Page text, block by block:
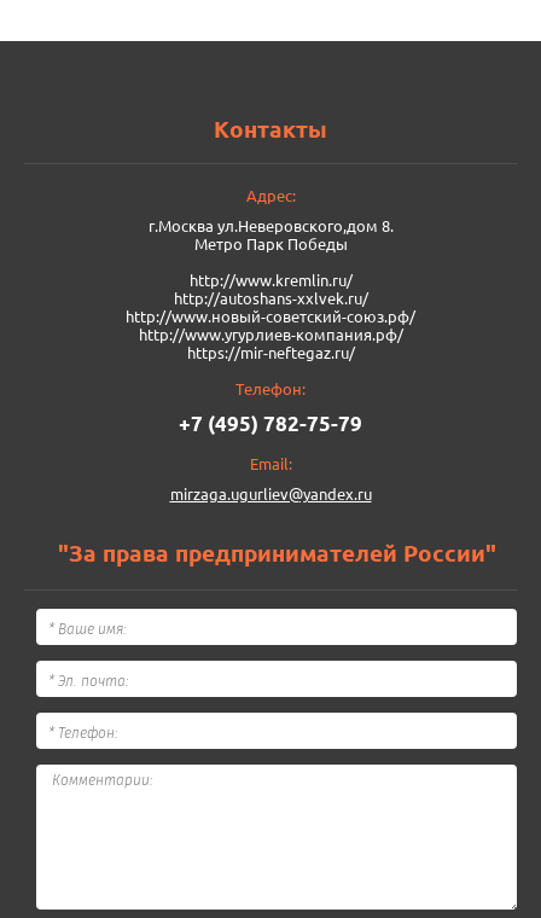
Контакты
Адрес:
г.Москва ул.Неверовского,дом 8.
Метро Парк Победы
http://www.kremlin.ru/
http://autoshans-xxlvek.ru/
​http://www.новый-советский-союз.рф/
http://www.угурлиев-компания.рф/
https://mir-neftegaz.ru/
Телефон:
+7 (495) 782-75-79
Email:
mirzaga.ugurliev@yandex.ru
"За права предпринимателей России"